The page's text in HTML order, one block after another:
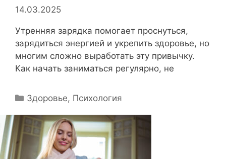
14.03.2025
Утренняя зарядка помогает проснуться,
зарядиться энергией и укрепить здоровье, но
многим сложно выработать эту привычку.
Как начать заниматься регулярно, не
Р
б
р
Здоровье, Психология